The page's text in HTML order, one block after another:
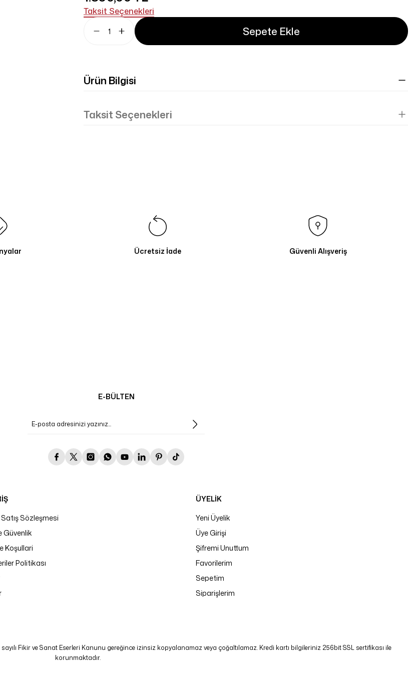
Taksit Seçenekleri
Sepete Ekle
Ürün Bilgisi
Taksit Seçenekleri
Ücretsiz İade Güvenli Alışveriş
E-BÜLTEN
Sözleşmesi
Güvenlik
Koşullari
Politikası
ÜYELİK
Yeni Üyelik
Üye Girişi
Şifremi Unuttum
Favorilerim
Sepetim
Siparişlerim
Fikir ve Sanat Eserleri Kanunu gereğince izinsiz kopyalanamaz veya çoğaltılamaz. Kredi kartı bilgileriniz 256bit SSL sertifikası ile
korunmaktadır.